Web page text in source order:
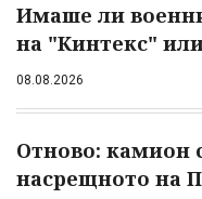
Имаше ли
на "Кинтекс"
08.08.2026
Отново: камион
насрещното на